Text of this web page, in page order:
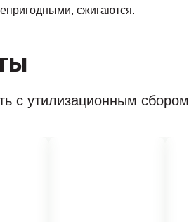
сжигаются.
с утилизационным сбором